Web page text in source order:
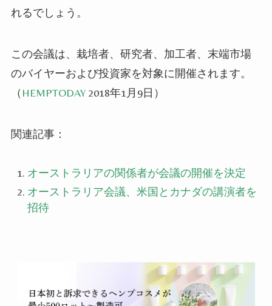
れるでしょう。
この会議は、栽培者、研究者、加工者、末端市場
のバイヤーおよび投資家を対象に開催されます。
（ HEMPTODAY2018年1月9日）
関連記事：
オーストラリアの関係者が会議の開催を決定
オーストラリア会議、米国とカナダの講演者を
招待